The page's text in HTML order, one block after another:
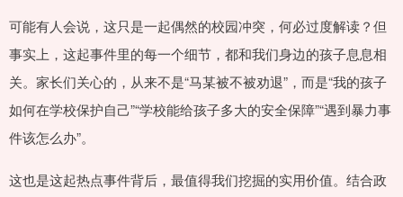
可能有人会说，这只是一起偶然的校园冲突，何必过度解读？但
事实上，这起事件里的每一个细节，都和我们身边的孩子息息相
关。家长们关心的，从来不是“马某被不被劝退”，而是“我的孩子
如何在学校保护自己”“学校能给孩子多大的安全保障”“遇到暴力事
件该怎么办”。
这也是这起热点事件背后，最值得我们挖掘的实用价值。结合政